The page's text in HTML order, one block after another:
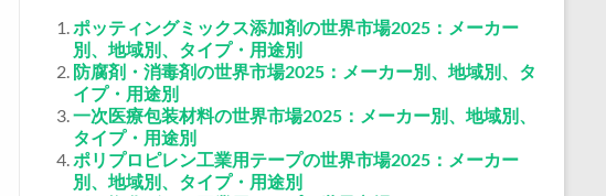
ポッティングミックス添加剤の世界市場2025：メーカー
別、地域別、タイプ・用途別
防腐剤・消毒剤の世界市場2025：メーカー別、地域別、タ
イプ・用途別
一次医療包装材料の世界市場2025：メーカー別、地域別、
タイプ・用途別
ポリプロピレン工業用テープの世界市場2025：メーカー
別、地域別、タイプ・用途別